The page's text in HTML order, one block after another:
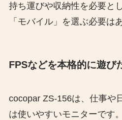
持ち運びや収納性を必要と
「モバイル」を選ぶ必要は
FPSなどを本格的に遊び
cocopar ZS-156は、仕事や
は使いやすいモニターです。